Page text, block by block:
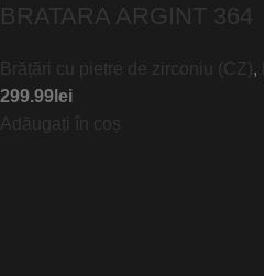
BRATARA ARGINT 364
Brățări cu pietre de zirconiu (CZ),
299.99 lei
Adăugați în coș